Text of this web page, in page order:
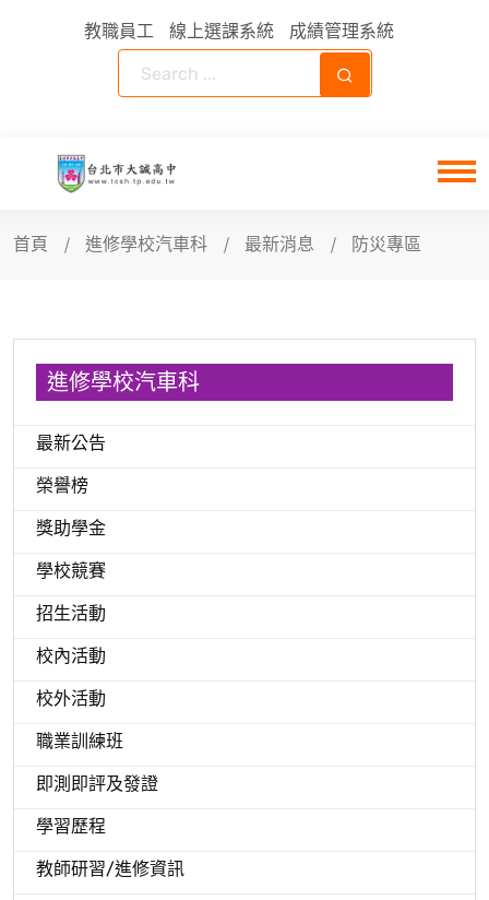
教職員工 線上選課系統 成績管理系統
首頁 進修學校汽車科 最新消息 防災專區
進修學校汽車科
最新公告
榮譽榜
獎助學金
學校競賽
招生活動
校內活動
校外活動
職業訓練班
即測即評及發證
學習歷程
教師研習/進修資訊